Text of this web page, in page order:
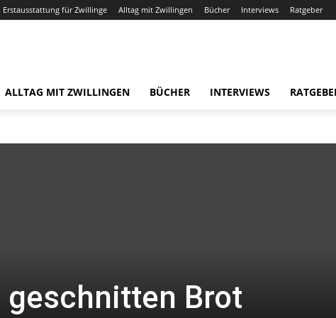
Erstausstattung für Zwillinge Alltag mit Zwillingen Bücher Interviews Ratgeber
ALLTAG MIT ZWILLINGEN BÜCHER INTERVIEWS
geschnitten Brot